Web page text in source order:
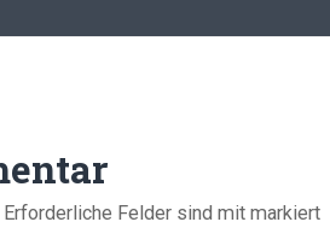
Erforderliche Felder sind mitmarkiert